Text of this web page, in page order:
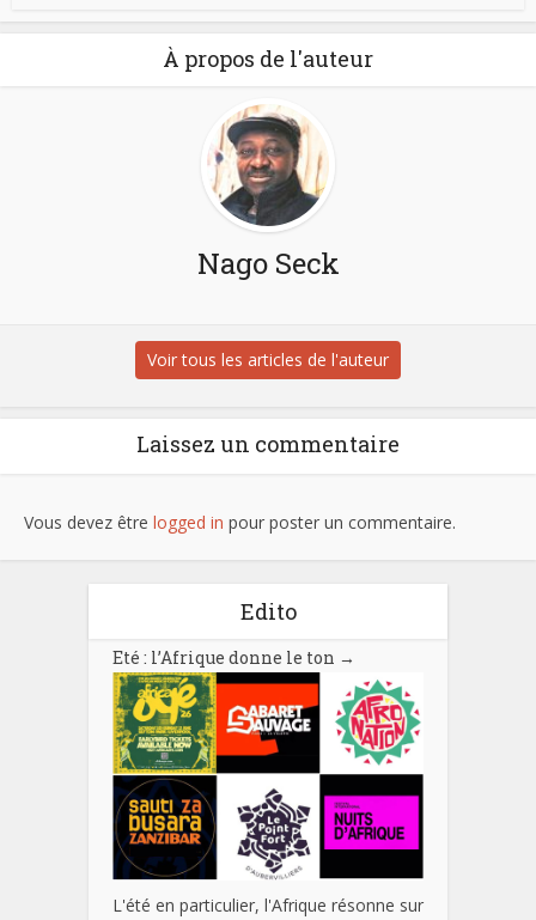
À propos de l'auteur
Nago Seck
Voir tous les articles de l'auteur
Laissez un commentaire
Vous devez être logged in pour poster un commentaire.
Edito
Eté : l’Afrique donne le ton →
L'été en particulier, l'Afrique résonne sur